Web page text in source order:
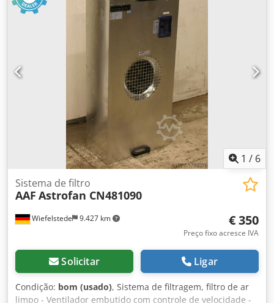
1 / 6
Wiefelstede 9.427 km
Sistema de filtro
AAF Astrofan CN481090
€ 350
Preço fixo acresce IVA
Solicitar Ligar
Condição: bom (usado), Sistema de filtragem, filtro de ar
limpo - Ventilador embutido com controle de velocidade -